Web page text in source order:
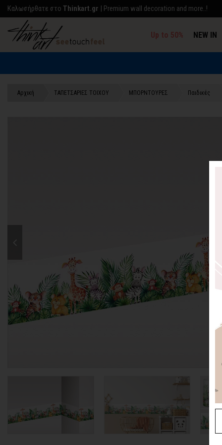
Kαλωσήρθατε στο Thinkart.gr | Premium wall decoration and more..!
Up to 50% NEW IN
Αρχική TΑΠΕΤΣΑΡΙΕΣ ΤΟΙΧΟΥ ΜΠΟΡΝΤΟΥΡΕΣ Παιδικές